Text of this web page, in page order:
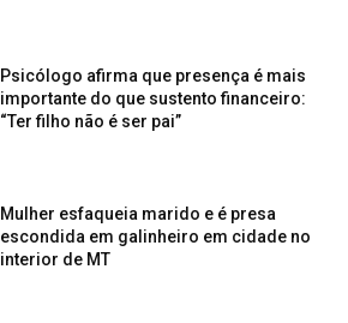
Psicólogo afirma que presença é mais
importante do que sustento financeiro:
“Ter filho não é ser pai”
Mulher esfaqueia marido e é presa
escondida em galinheiro em cidade no
interior de MT